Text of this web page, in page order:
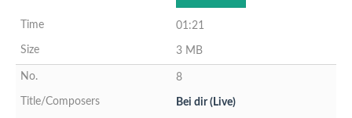
01:21
3 MB
8
Bei dir (Live)